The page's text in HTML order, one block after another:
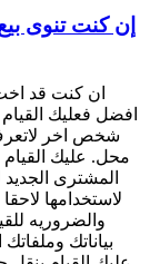
إن كنت تنوى بيع
ان كنت قد
افضل فعليك
شخص اخر
محل. عليك القيام
المشترى
لاستخدامها
والضروريه
بياناتك